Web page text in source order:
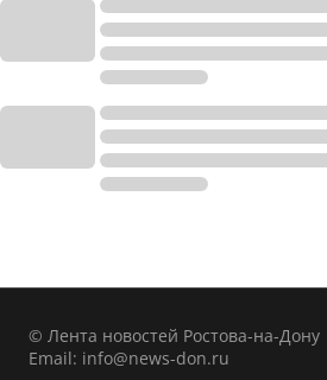
© Лента новостей Ростова-на-Дону
Email: info@news-don.ru